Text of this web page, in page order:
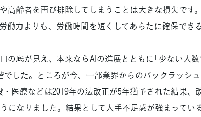
高齢者を再び排除してしまうことは大きな損失です
働力よりも、労働時間を短くしてあらたに確保でき
底が見え、本来ならAIの進展とともに「少ない人
した。ところが今、一部業界からのバックラッシュ
・医療などは2019年の法改正が5年猶予された結果、
になりました。結果として人手不足感が強まってい